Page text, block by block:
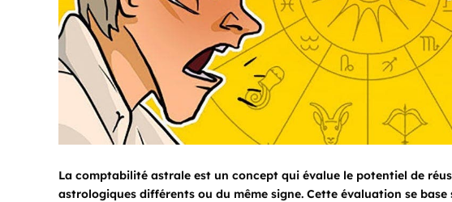
La comptabilité astrale est un concept qui évalue le potentiel de
astrologiques différents ou du même signe. Cette évaluation se